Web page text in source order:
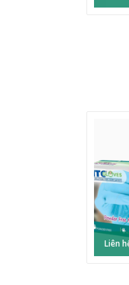
Liên